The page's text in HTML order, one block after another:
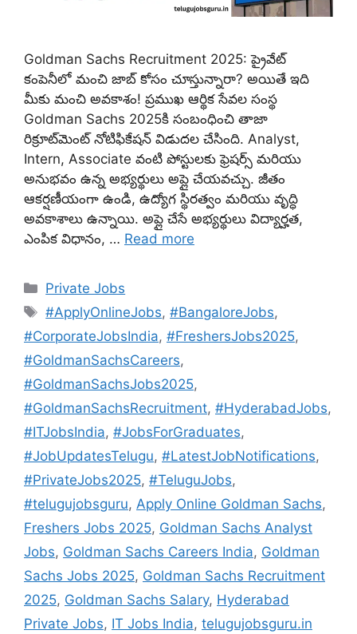
Goldman Sachs Recruitment 2025: ప్రైవేట్
కంపెనీలో మంచి జాబ్ కోసం చూస్తున్నారా? అయితే ఇది
మీకు మంచి అవకాశం! ప్రముఖ ఆర్థిక సేవల సంస్థ
Goldman Sachs 2025కి సంబంధించి తాజా
రిక్రూట్‌మెంట్ నోటిఫికేషన్ విడుదల చేసింది. Analyst,
Intern, Associate వంటి పోస్టులకు ఫ్రెషర్స్ మరియు
అనుభవం ఉన్న అభ్యర్థులు అప్లై చేయవచ్చు. జీతం
ఆకర్షణీయంగా ఉండి, ఉద్యోగ స్థిరత్వం మరియు వృద్ధి
అవకాశాలు ఉన్నాయి. అప్లై చేసే అభ్యర్థులు విద్యార్హత,
ఎంపిక విధానం, … Read more
Categories
Private Jobs
Tags
#ApplyOnlineJobs,#BangaloreJobs,
#CorporateJobsIndia, #FreshersJobs2025,
#GoldmanSachsCareers,
#GoldmanSachsJobs2025,
#GoldmanSachsRecruitment, #HyderabadJobs,
#ITJobsIndia, #JobsForGraduates,
#JobUpdatesTelugu, #LatestJobNotifications,
#PrivateJobs2025, #TeluguJobs,
#telugujobsguru, Apply Online Goldman Sachs,
Freshers Jobs 2025, Goldman Sachs Analyst
Jobs, Goldman Sachs Careers India, Goldman
Sachs Jobs 2025, Goldman Sachs Recruitment
2025, Goldman Sachs Salary, Hyderabad
Private Jobs, IT Jobs India, telugujobsguru.in